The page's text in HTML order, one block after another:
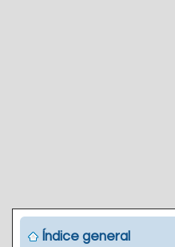
Índice general